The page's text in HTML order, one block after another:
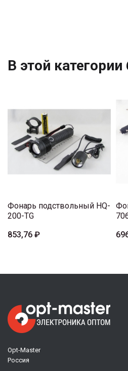
В этой категории
Фонарь подствольный HQ-
200-TG
853,76 ₽
Opt-Master
Россия